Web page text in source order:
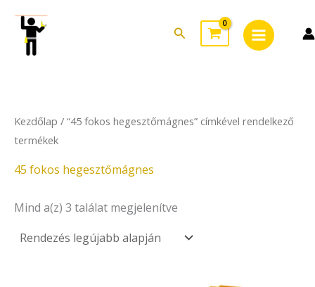
content
Search
Menu
Kezdőlap / “45 fokos hegesztőmágnes” címkével rendelkező
termékek
45 fokos hegesztőmágnes
Mind a(z) 3 találat megjelenítve
latest